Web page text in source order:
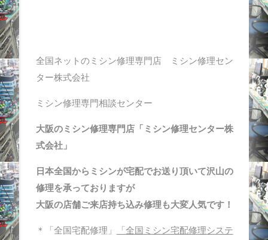
全国ネットのミシン修理専門店 ミシン修理セン
ター株式会社
ミシン修理専門相談センター
大阪のミシン修理専門店「ミシン修理センター株
式会社」
日本全国からミシンが宅配でお送り頂いて沢山の
修理を承っておりますが
大阪の店舗ご来店持ち込み修理も大変人気です！
＊「全国宅配修理」
「全国ミシン宅配修理システ